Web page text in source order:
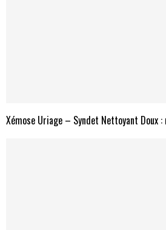
Xémose Uriage – Syndet Nettoyant Doux :